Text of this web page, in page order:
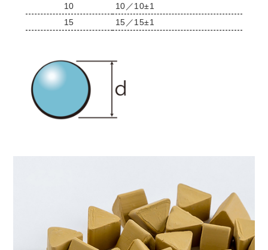
10
10／10±1
15
15／15±1